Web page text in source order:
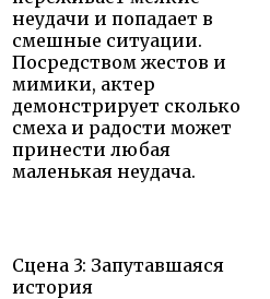
неудачи и попадает в
смешные ситуации.
Посредством жестов и
мимики, актер
демонстрирует сколько
смеха и радости может
принести любая
маленькая неудача.
Сцена 3: Запутавшаяся
история